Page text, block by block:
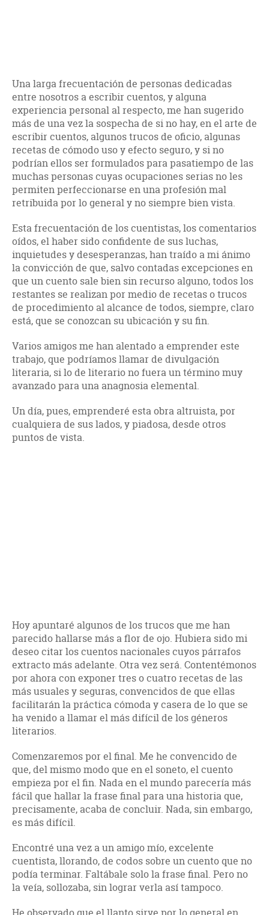
Una larga frecuentación de personas dedicadas
entre nosotros a escribir cuentos, y alguna
experiencia personal al respecto, me han sugerido
más de una vez la sospecha de si no hay, en el arte de
escribir cuentos, algunos trucos de oficio, algunas
recetas de cómodo uso y efecto seguro, y si no
podrían ellos ser formulados para pasatiempo de las
muchas personas cuyas ocupaciones serias no les
permiten perfeccionarse en una profesión mal
retribuida por lo general y no siempre bien vista.
Esta frecuentación de los cuentistas, los comentarios
oídos, el haber sido confidente de sus luchas,
inquietudes y desesperanzas, han traído a mi ánimo
la convicción de que, salvo contadas excepciones en
que un cuento sale bien sin recurso alguno, todos los
restantes se realizan por medio de recetas o trucos
de procedimiento al alcance de todos, siempre, claro
está, que se conozcan su ubicación y su fin.
Varios amigos me han alentado a emprender este
trabajo, que podríamos llamar de divulgación
literaria, si lo de literario no fuera un término muy
avanzado para una anagnosia elemental.
Un día, pues, emprenderé esta obra altruista, por
cualquiera de sus lados, y piadosa, desde otros
puntos de vista.
Hoy apuntaré algunos de los trucos que me han
parecido hallarse más a flor de ojo. Hubiera sido mi
deseo citar los cuentos nacionales cuyos párrafos
extracto más adelante. Otra vez será. Contentémonos
por ahora con exponer tres o cuatro recetas de las
más usuales y seguras, convencidos de que ellas
facilitarán la práctica cómoda y casera de lo que se
ha venido a llamar el más difícil de los géneros
literarios.
Comenzaremos por el final. Me he convencido de
que, del mismo modo que en el soneto, el cuento
empieza por el fin. Nada en el mundo parecería más
fácil que hallar la frase final para una historia que,
precisamente, acaba de concluir. Nada, sin embargo,
es más difícil.
Encontré una vez a un amigo mío, excelente
cuentista, llorando, de codos sobre un cuento que no
podía terminar. Faltábale solo la frase final. Pero no
la veía, sollozaba, sin lograr verla así tampoco.